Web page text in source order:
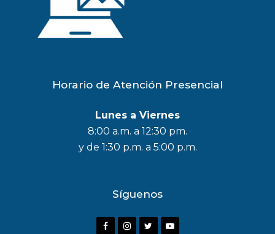
Horario de Atención Presencial
Lunes a Viernes
8:00 a.m. a 12:30 pm.
y de 1:30 p.m. a 5:00 p.m.
Síguenos
F
I
Y